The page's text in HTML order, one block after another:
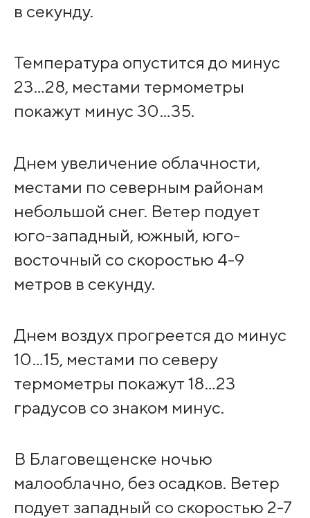
в секунду.
Температура опустится до минус
23…28, местами термометры
покажут минус 30…35.
Днем увеличение облачности,
местами по северным районам
небольшой снег. Ветер подует
юго-западный, южный, юго-
восточный со скоростью 4-9
метров в секунду.
Днем воздух прогреется до минус
10…15, местами по северу
термометры покажут 18…23
градусов со знаком минус.
В Благовещенске ночью
малооблачно, без осадков. Ветер
подует западный со скоростью 2-7